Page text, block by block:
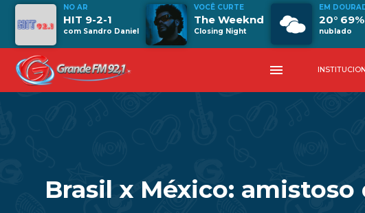
NO AR
HIT 9-2-1
com Sandro Daniel
VOCÊ CURTE
The Weeknd
Closing Night
EM
20° 69%
nublado
menu
Brasil x México: